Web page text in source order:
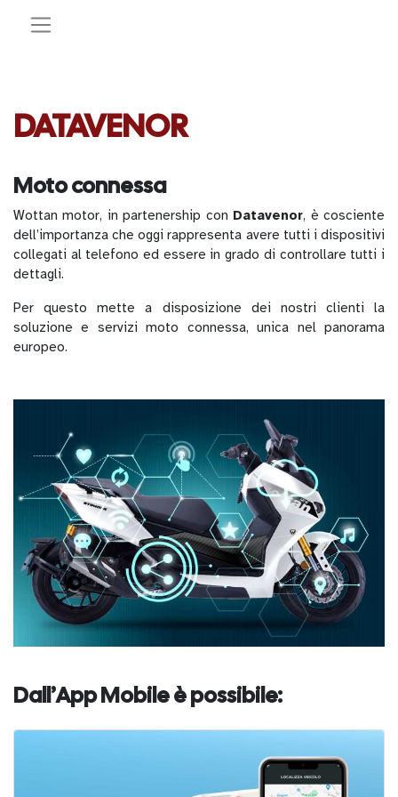
DATAVENOR
Moto connessa
Wottan motor, in partenership con Datavenor, è cosciente
dell’importanza che oggi rappresenta avere tutti i dispositivi
collegati al telefono ed essere in grado di controllare tutti i
dettagli.
Per questo mette a disposizione dei nostri clienti la
soluzione e servizi moto connessa, unica nel panorama
europeo.
Dall’App Mobile è possibile: